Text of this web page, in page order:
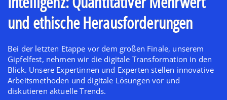
und ethische Herausforderungen
Bei der letzten Etappe vor dem großen Finale, unserem
Gipfelfest, nehmen wir die digitale Transformation in den
Blick. Unsere Expertinnen und Experten stellen innovative
Arbeitsmethoden und digitale Lösungen vor und
diskutieren aktuelle Trends.